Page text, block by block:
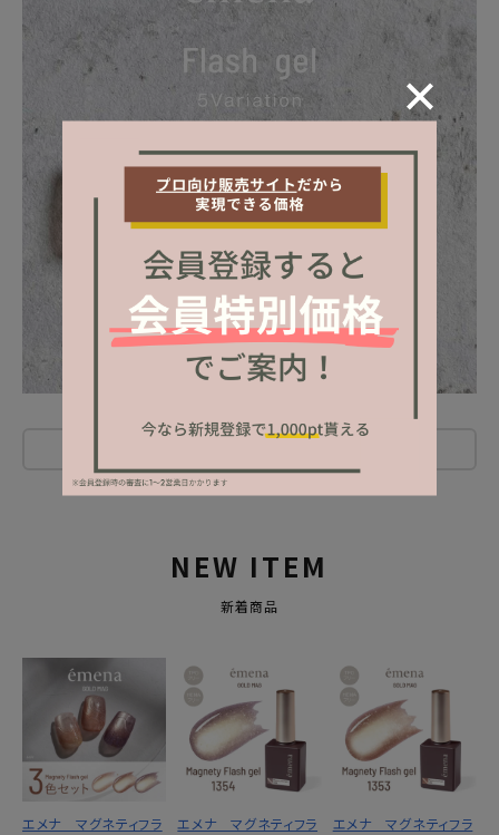
NEW ITEM
新着商品
エメナ マグネティフラ
エメナ マグネティフラ
エメナ マグネティフラ